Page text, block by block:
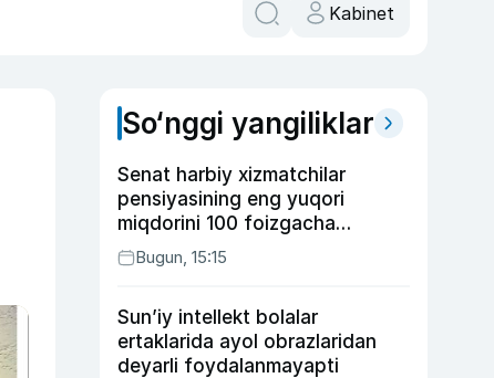
Kabinet
So‘nggi yangiliklar
Senat harbiy xizmatchilar
pensiyasining eng yuqori
miqdorini 100 foizgacha
oshirishni nazarda tutuvchi
qonunni ma’qulladi
Bugun, 15:15
Sun’iy intellekt bolalar
ertaklarida ayol obrazlaridan
deyarli foydalanmayapti